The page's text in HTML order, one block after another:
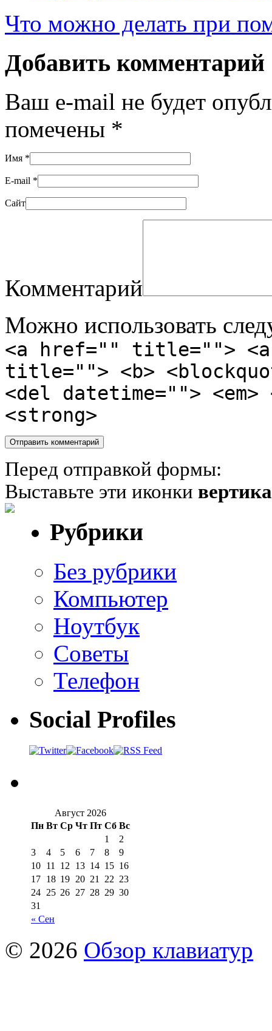
Что можно делать при
Добавить комментарий
Ваш e-mail не будет
помечены *
Имя *
E-mail *
Сайт
Комментарий
Можно использовать
<a href="" title="">
title=""> <b>
<del datetime="">
<strong>
Перед отправкой формы:
Выставьте эти иконки
Рубрики
Без рубрики
Компьютер
Ноутбук
Советы
Телефон
Social Profiles
Август 2026
Пн Вт Ср Чт Пт Сб Вс
« Сен
1
2
3
4 5 6 7 8
9
10 11 12 13 14 15 16
17 18 19 20 21 22 23
24 25 26 27 28 29 30
31
© 2026 Обзор клавиатур